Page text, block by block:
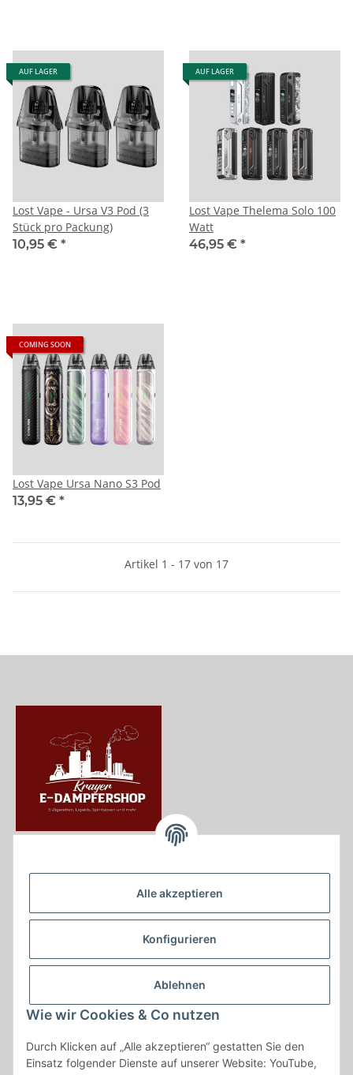
Alle akzeptieren
Konfigurieren
Ablehnen
Wie wir Cookies & Co nutzen
Durch Klicken auf „Alle akzeptieren“ gestatten Sie den
Einsatz folgender Dienste auf unserer Website: YouTube,
AUF LAGER
Lost Vape - Ursa V3 Pod (3
Stück pro Packung)
10,95 € *
AUF LAGER
Lost Vape Thelema Solo 100
Watt
46,95 € *
COMING SOON
Lost Vape Ursa Nano S3 Pod
13,95 € *
Artikel 1 - 17 von 17
Krayerstraße 249
Tel.:0201555402
info@krayer-edampfer-shop.de
Gesetzliche Informationen
Informationen
Vertrag widerrufen